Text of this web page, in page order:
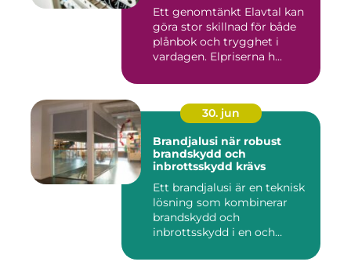
Ett genomtänkt Elavtal kan
göra stor skillnad för både
plånbok och trygghet i
vardagen. Elpriserna h...
30. jun
Brandjalusi när robust
brandskydd och
inbrottsskydd krävs
Ett brandjalusi är en teknisk
lösning som kombinerar
brandskydd och
inbrottsskydd i en och